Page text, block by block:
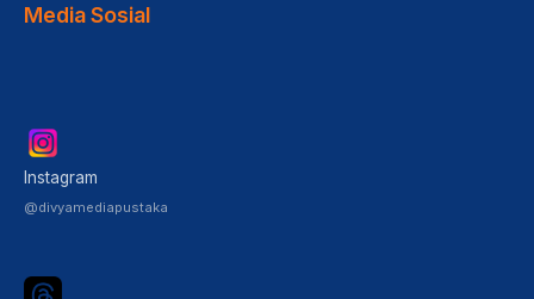
Media Sosial
Instagram
@divyamediapustaka